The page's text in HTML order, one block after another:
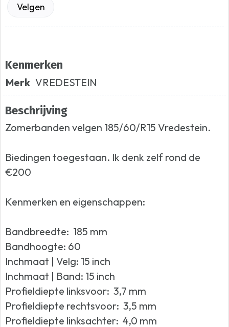
Velgen
Kenmerken
Merk VREDESTEIN
Beschrijving
Zomerbanden velgen 185/60/R15 Vredestein.
Biedingen toegestaan. Ik denk zelf rond de
€200
Kenmerken en eigenschappen:
Bandbreedte: 185 mm
Bandhoogte: 60
Inchmaat | Velg: 15 inch
Inchmaat | Band: 15 inch
Profieldiepte linksvoor: 3,7 mm
Profieldiepte rechtsvoor: 3,5 mm
Profieldiepte linksachter: 4,0 mm